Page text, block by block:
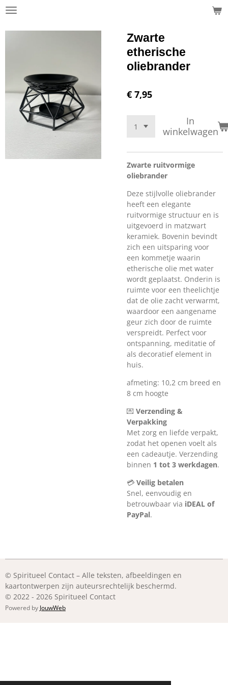
Ga
naar
Zwarte
etherische
oliebrander
€ 7,95
In
winkelwagen
Zwarte ruitvormige
oliebrander
Deze stijlvolle oliebrander
heeft een elegante
ruitvormige structuur en is
uitgevoerd in matzwart
keramiek. Bovenin bevindt
zich een uitsparing voor
een kommetje waarin
etherische olie met water
wordt geplaatst. Onderin is
ruimte voor een theelichtje
dat de olie zacht verwarmt,
waardoor een aangename
geur zich door de ruimte
verspreidt. Perfect voor
ontspanning, meditatie of
als decoratief element in
huis.
afmeting: 10,2 cm breed en
8 cm hoogte
💌 Verzending &
Verpakking
Met zorg en liefde verpakt,
zodat het openen voelt als
een cadeautje. Verzending
binnen 1 tot 3 werkdagen.
💳 Veilig betalen
Snel, eenvoudig en
betrouwbaar via iDEAL of
PayPal.
© Spiritueel Contact – Alle teksten, afbeeldingen en
kaartontwerpen zijn auteursrechtelijk beschermd.
© 2022 - 2026 Spiritueel Contact
Powered by JouwWeb